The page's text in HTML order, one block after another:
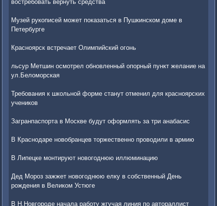
востребовать вернуть средства
Музей рукописей может показаться в Пушкинском доме в
Петербурге
Красноярск встречает Олимпийский огонь
льсур Метшин осмотрел обновленный опорный пункт желание на
ул.Беломорская
Требования к школьной форме станут отменил для красноярских
учеников
Загранпаспорта в Москве будут оформлять за три анабасис
В Краснодаре новобранцев торжественно проводили в армию
В Липецке монтируют новогоднюю иллюминацию
Дед Мороз зажжет новогоднюю елку в собственный День
рождения в Великом Устюге
В Н.Новгороде начала работу жгучая линия по автораллист